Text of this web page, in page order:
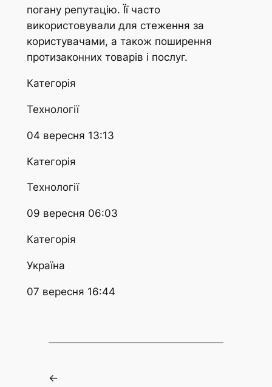
погану репутацію. Її часто
використовували для стеження за
користувачами, а також поширення
протизаконних товарів і послуг.
Категорія
Технології
04 вересня 13:13
Категорія
Технології
09 вересня 06:03
Категорія
Україна
07 вересня 16:44
←